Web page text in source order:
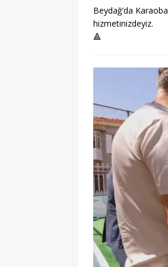
Beydağ’da
hizmetinizdeyiz.
🔺